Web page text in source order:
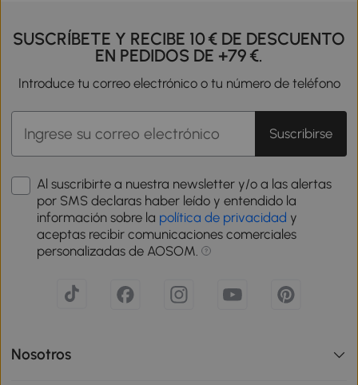
SUSCRÍBETE Y RECIBE 10 € DE DESCUENTO
EN PEDIDOS DE +79 €.
Introduce tu correo electrónico o tu número de teléfono
Suscribirse
Al suscribirte a nuestra newsletter y/o a las alertas
por SMS declaras haber leído y entendido la
información sobre la política de privacidad y
aceptas recibir comunicaciones comerciales
personalizadas de AOSOM.
Nosotros